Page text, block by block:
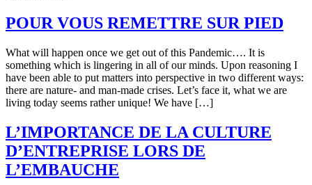
POUR VOUS REMETTRE SUR PIED
What will happen once we get out of this Pandemic…. It is
something which is lingering in all of our minds. Upon reasoning I
have been able to put matters into perspective in two different ways:
there are nature- and man-made crises. Let’s face it, what we are
living today seems rather unique! We have […]
L’IMPORTANCE DE LA CULTURE
D’ENTREPRISE LORS DE
L’EMBAUCHE